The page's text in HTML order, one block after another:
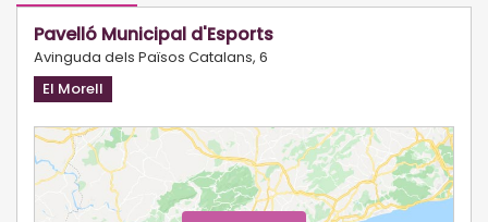
Pavelló Municipal d'Esports
Avinguda dels Països Catalans, 6
El Morell